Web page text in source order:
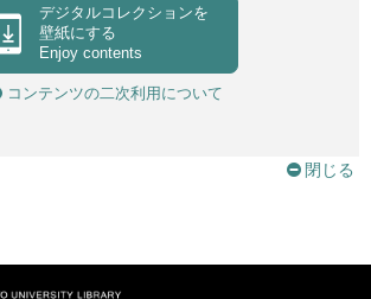
デジタルコレクションを
壁紙にする
Enjoy contents
コンテンツの二次利用について
閉じる